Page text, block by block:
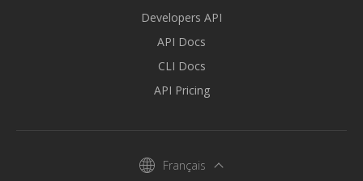
Developers API
API Docs
CLI Docs
API Pricing
Français